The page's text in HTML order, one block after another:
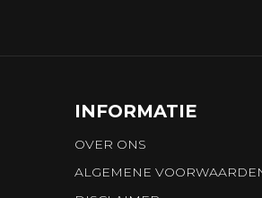
INFORMATIE
OVER ONS
ALGEMENE